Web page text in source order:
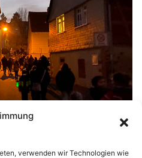
verwenden wir Technologien wie